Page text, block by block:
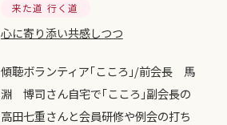
来た道 行く道
心に寄り添い共感しつつ
傾聴ボランティア｢こころ｣/前会長 馬
淵 博司さん自宅で｢こころ｣副会長の
高田七重さんと会員研修や例会の打ち